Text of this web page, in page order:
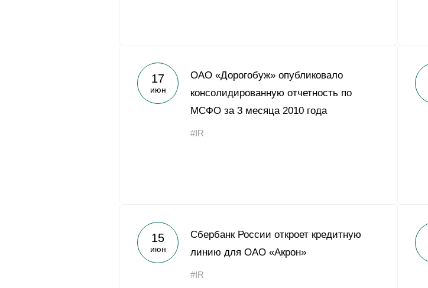
17
июн
ОАО «Дорогобуж» опубликовало
консолидированную отчетность по
МСФО за 3 месяца 2010 года
#IR
15
июн
Сбербанк России откроет кредитную
линию для ОАО «Акрон»
#IR